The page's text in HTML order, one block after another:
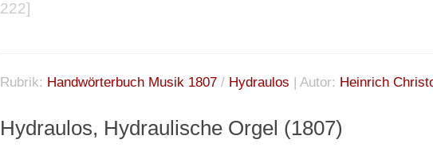
222]
Rubrik: Handwörterbuch Musik 1807 / Hydraulos | Autor: Heinrich
Hydraulos, Hydraulische Orgel (1807)